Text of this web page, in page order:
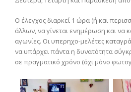
Ο έλεγχος διαρκεί 1 ώρα (ή και
άλλων, να γίνεται ενημέρωση και να
αγωνίες. Οι υπερηχο-μελέτες
να υπάρχει πάντα η δυνατότητα
σε πραγματικό χρόνο (όχι μόνο